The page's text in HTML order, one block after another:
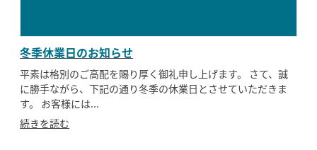
冬季休業日のお知らせ
平素は格別のご高配を賜り厚く御礼申し上げます。 さて、誠
に勝手ながら、下記の通り冬季の休業日とさせていただきま
す。 お客様には...
続きを読む